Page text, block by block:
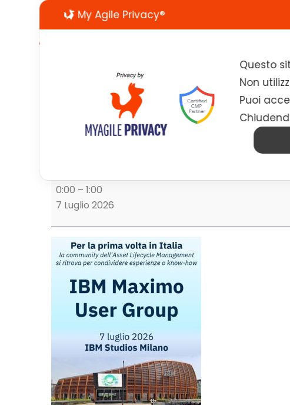
Maximo User Group
0:00 – 1:00
7 Luglio 2026
My Agile Privacy®
Questo
Non
Puoi